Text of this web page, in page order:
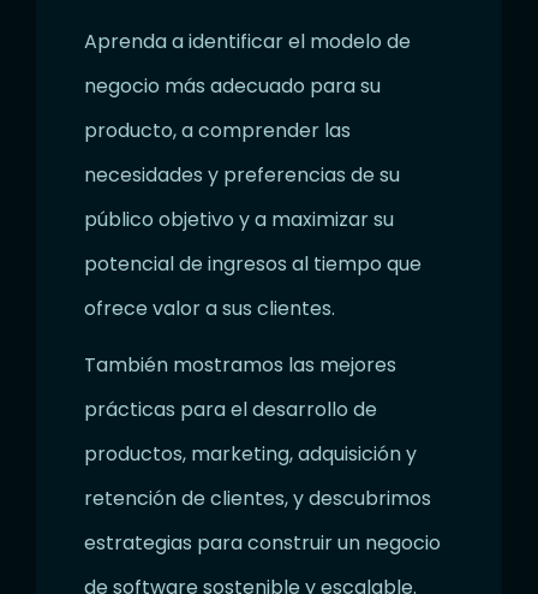
Aprenda a identificar el modelo de
negocio más adecuado para su
producto, a comprender las
necesidades y preferencias de su
público objetivo y a maximizar su
potencial de ingresos al tiempo que
ofrece valor a sus clientes.
También mostramos las mejores
prácticas para el desarrollo de
productos, marketing, adquisición y
retención de clientes, y descubrimos
estrategias para construir un negocio
de software sostenible y escalable.